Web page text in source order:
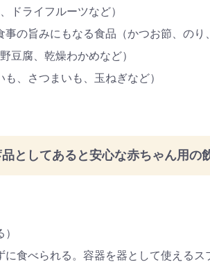
ドライフルーツなど）
の旨みにもなる食品（かつお節、のり
豆腐、乾燥わかめなど）
、さつまいも、玉ねぎなど）
としてあると安心な赤ちゃん用の
食べられる。容器を器として使えるス
プレゼント&
キャンペーン
妊娠&出産 子育て